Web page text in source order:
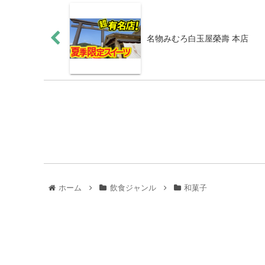
名物みむろ白玉屋榮壽 本店
ホーム 飲食ジャンル 和菓子